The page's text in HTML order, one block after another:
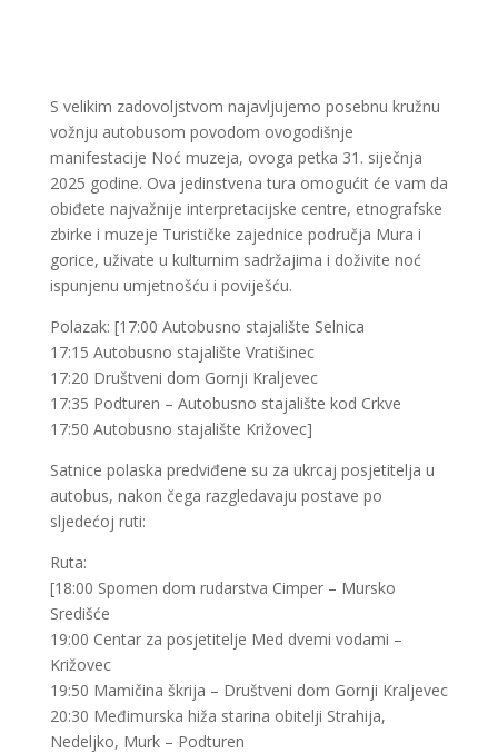
S velikim zadovoljstvom najavljujemo posebnu kružnu
vožnju autobusom povodom ovogodišnje
manifestacije Noć muzeja, ovoga petka 31. siječnja
2025 godine. Ova jedinstvena tura omogućit će vam da
obiđete najvažnije interpretacijske centre, etnografske
zbirke i muzeje Turističke zajednice područja Mura i
gorice, uživate u kulturnim sadržajima i doživite noć
ispunjenu umjetnošću i poviješću.
Polazak: [17:00 Autobusno stajalište Selnica
17:15 Autobusno stajalište Vratišinec
17:20 Društveni dom Gornji Kraljevec
17:35 Podturen – Autobusno stajalište kod Crkve
17:50 Autobusno stajalište Križovec]
Satnice polaska predviđene su za ukrcaj posjetitelja u
autobus, nakon čega razgledavaju postave po
sljedećoj ruti:
Ruta:
[18:00 Spomen dom rudarstva Cimper – Mursko
Središće
19:00 Centar za posjetitelje Med dvemi vodami –
Križovec
19:50 Mamičina škrija – Društveni dom Gornji Kraljevec
20:30 Međimurska hiža starina obitelji Strahija,
Nedeljko, Murk – Podturen